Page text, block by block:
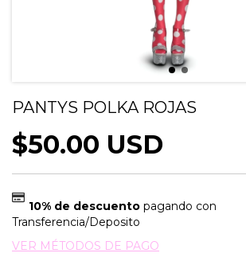
PANTYS POLKA ROJAS
$50.00 USD
10% de descuentopagando con
Transferencia/Deposito
VER MÉTODOS DE PAGO